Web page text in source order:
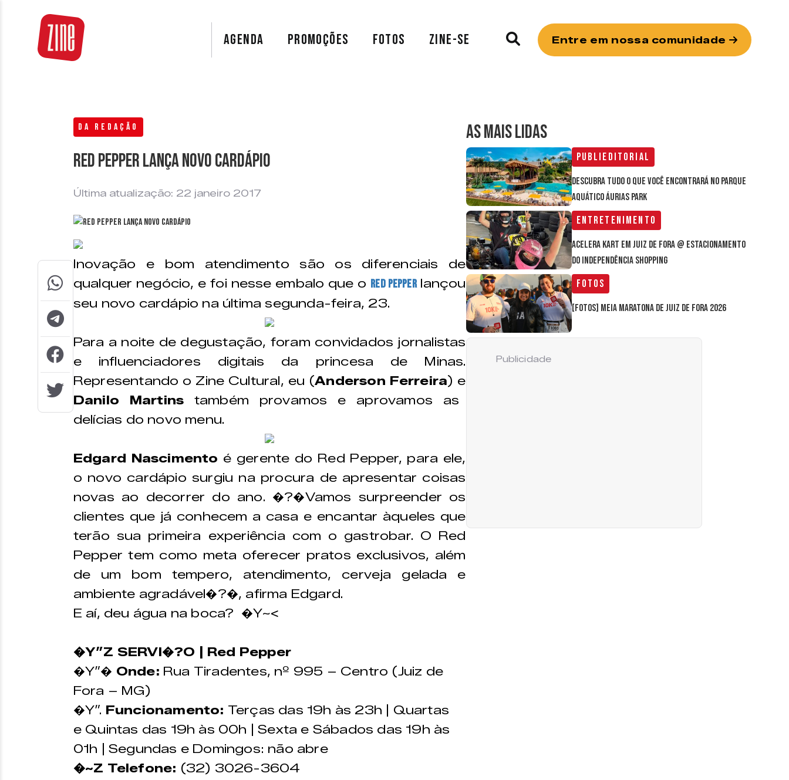
AGENDA PROMOÇÕES FOTOS ZINE-SE Entre em nossa comunidade
DA REDAÇÃO
Red Pepper lança novo cardápio
Última atualização: 22 janeiro 2017
Inovação e bom atendimento são os diferenciais de
qualquer negócio, e foi nesse embalo que o Red Pepperlançou
seu novo cardápio na última segunda-feira, 23.
Para a noite de degustação, foram convidados jornalistas
e influenciadores digitais da princesa de Minas.
Representando o Zine Cultural, eu (Anderson Ferreira) e
Danilo Martins também provamos e aprovamos as
delícias do novo menu.
Edgard Nascimento é gerente do Red Pepper, para ele,
o novo cardápio surgiu na procura de apresentar coisas
novas ao decorrer do ano. �?�Vamos surpreender os
clientes que já conhecem a casa e encantar àqueles que
terão sua primeira experiência com o gastrobar. O Red
Pepper tem como meta oferecer pratos exclusivos, além
de um bom tempero, atendimento, cerveja gelada e
ambiente agradável�?�, afirma Edgard.
E aí, deu água na boca? �Y~<
�Y”Z SERVI�?O | Red Pepper
�Y”� Onde: Rua Tiradentes, nº 995 – Centro (Juiz de
Fora – MG)
�Y”. Funcionamento: Terças das 19h às 23h | Quartas
e Quintas das 19h às 00h | Sexta e Sábados das 19h às
01h | Segundas e Domingos: não abre
�~Z Telefone: (32) 3026-3604
AS MAIS LIDAS
Publieditorial
Descubra tudo o que você encontrará no parque
aquático Áurias Park
Entretenimento
Acelera Kart em Juiz de Fora @ estacionamento
do Independência Shopping
Fotos
[FOTOS] Meia Maratona de Juiz de Fora 2026
Publicidade